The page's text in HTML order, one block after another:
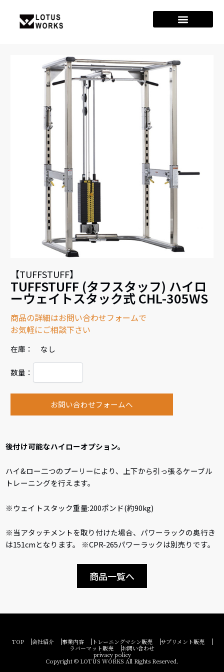
【TUFFSTUFF】
TUFFSTUFF (タフスタッフ) ハイロ
ーウェイトスタック式 CHL-305WS
商品の詳細はお問い合わせフォームで
お気軽にご相談下さい
在庫： なし
数量：
お問い合わせフォームへ
後付け可能なハイローオプション。
ハイ&ロー二つのプーリーにより、上下から引っ張るケーブル
トレーニングを行えます。
※ウェイトスタック重量:200ポンド(約90kg)
※当アタッチメントを取り付けた場合、パワーラックの奥行き
は151cmとなります。 ※CPR-265パワーラックは別売りです。
商品一覧へ
TOP 会社紹介 事業内容 トレーニングマシン販売
サプリメント販売
ラバーマット販売
お問い合わせ
privacy policy
Copyright © LOTUS WORKS All Rights Reserved.